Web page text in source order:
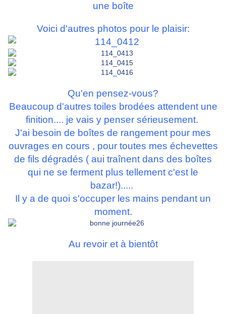
une boîte
Voici d'autres photos pour le plaisir:
Qu'en pensez-vous?
Beaucoup d'autres toiles brodées attendent une
finition.... je vais y penser sérieusement.
J'ai besoin de boîtes de rangement pour mes
ouvrages en cours , pour toutes mes échevettes
de fils dégradés ( aui traînent dans des boîtes
qui ne se ferment plus tellement c'est le
bazar!).....
Il y a de quoi s'occuper les mains pendant un
moment.
Au revoir et à bientôt